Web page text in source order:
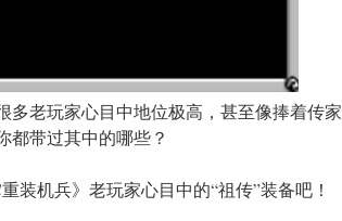
老玩家心目中地位极高，甚至像捧着传家
都带过其中的哪些？
装机兵》老玩家心目中的“祖传”装备吧！